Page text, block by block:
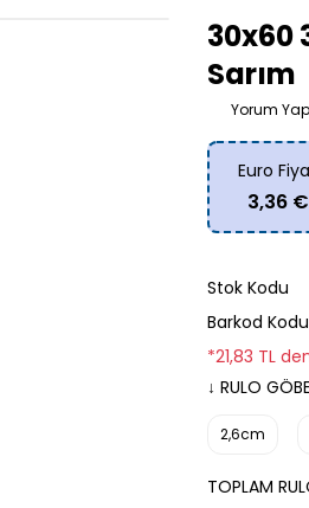
30x60
Sarım
Yorum Yap
Euro
3,36 €
Stok Kodu
Barkod Kodu
*21,83 TL
↓ RULO
2,6cm
TOPLAM